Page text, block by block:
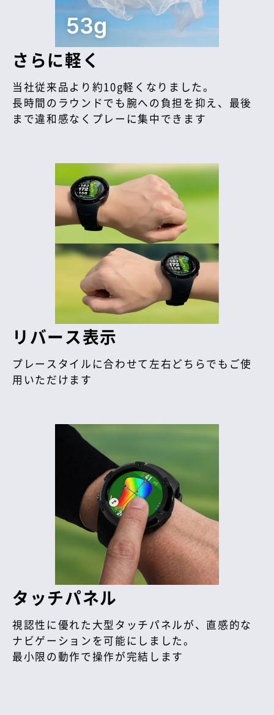
さらに軽く
当社従来品より約10g軽くなりました。
長時間のラウンドでも腕への負担を抑え、最後
まで違和感なくプレーに集中できます
リバース表示
プレースタイルに合わせて左右どちらでもご使
用いただけます
タッチパネル
視認性に優れた大型タッチパネルが、直感的な
ナビゲーションを可能にしました。
最小限の動作で操作が完結します